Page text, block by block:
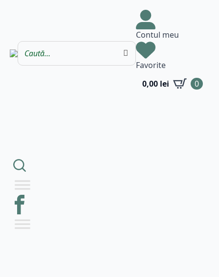
Contul meu
Favorite
0,00 lei 0